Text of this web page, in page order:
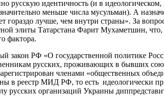
русскую идентичность (и в
меньше числа мусульман). А
гораздо лучше, чем внутри страны». За
элиты Татарстана Фарит Мухаметшин,
фактора.
закон РФ «О государственной политике
русских, проживающих в бывших
членами «общественных
в реестр МИД РФ, то есть идеологически
русских организаций Украины